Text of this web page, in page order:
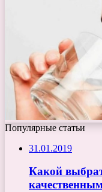
Популярные статьи
31.01.2019
Какой